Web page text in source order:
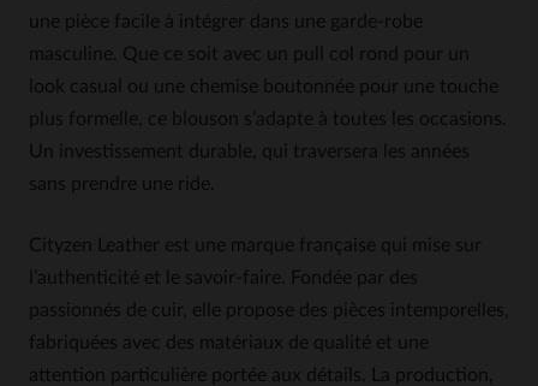
une pièce facile à intégrer dans une garde-robe
masculine. Que ce soit avec un pull col rond pour un
look casual ou une chemise boutonnée pour une touche
plus formelle, ce blouson s’adapte à toutes les occasions.
Un investissement durable, qui traversera les années
sans prendre une ride.
Cityzen Leather est une marque française qui mise sur
l’authenticité et le savoir-faire. Fondée par des
passionnés de cuir, elle propose des pièces intemporelles,
fabriquées avec des matériaux de qualité et une
attention particulière portée aux détails. La production,